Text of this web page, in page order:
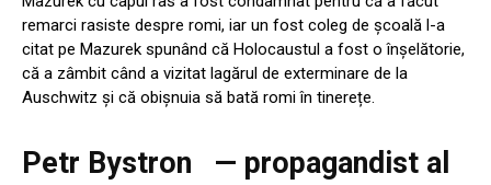
remarci rasiste despre romi, iar un fost coleg de școală l-a
citat pe Mazurek spunând că Holocaustul a fost o înșelătorie,
că a zâmbit când a vizitat lagărul de exterminare de la
Auschwitz și că obișnuia să bată romi în tinerețe.
Petr Bystron
— propagandist al